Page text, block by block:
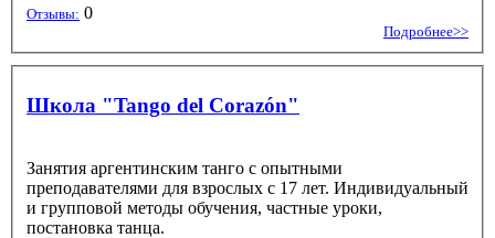
Отзывы: 0
Подробнее>>
Школа "Tango del Corazón"
Занятия аргентинским танго с опытными
преподавателями для взрослых с 17 лет. Индивидуальный
и групповой методы обучения, частные уроки,
постановка танца.